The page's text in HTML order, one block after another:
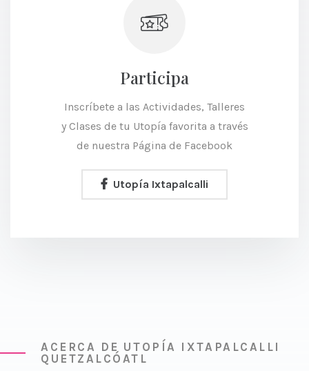
Participa
Inscríbete a las Actividades, Talleres
y Clases de tu Utopía favorita a través
de nuestra Página de Facebook
Utopía Ixtapalcalli
ACERCA DE UTOPÍA IXTAPALCALLI
QUETZALCÓATL